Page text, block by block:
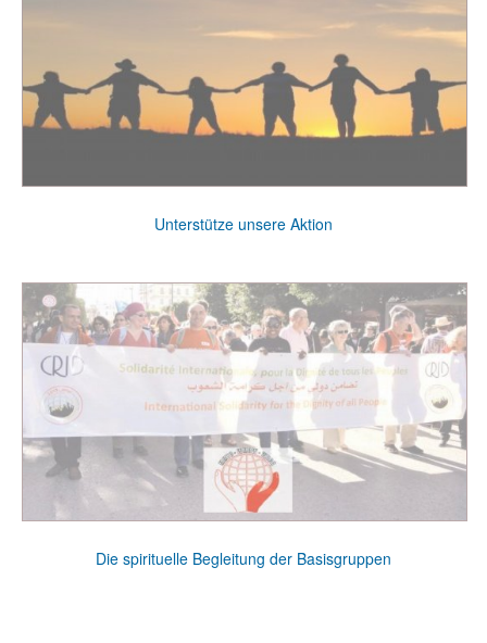
Unterstütze unsere Aktion
Die spirituelle Begleitung der Basisgruppen